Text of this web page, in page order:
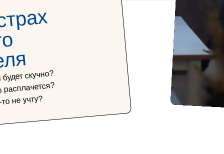
скучно?
расплачется?
не учту?